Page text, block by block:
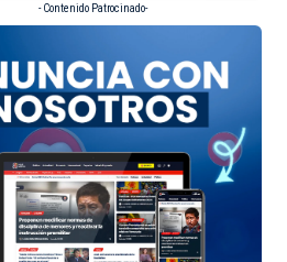
- Contenido Patrocinado-